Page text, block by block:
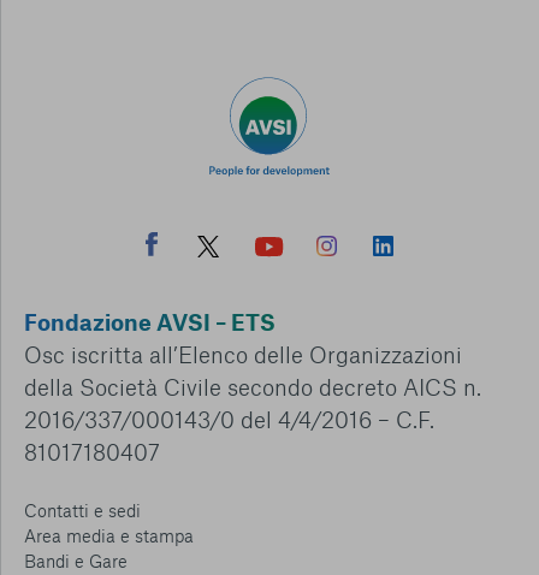
Fondazione AVSI – ETS
Osc iscritta all’Elenco delle Organizzazioni
della Società Civile secondo decreto AICS n.
2016/337/000143/0 del 4/4/2016 – C.F.
81017180407
Contatti e sedi
Area media e stampa
Bandi e Gare